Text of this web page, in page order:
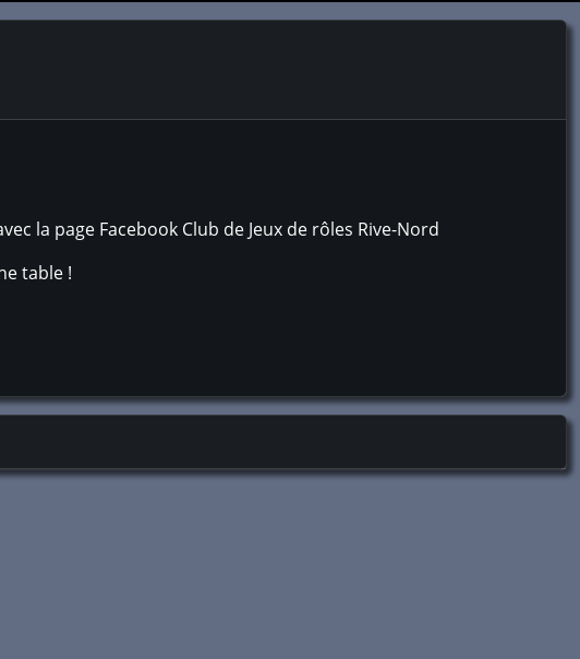
la page Facebook Club de Jeux de rôles Rive-Nord
table !